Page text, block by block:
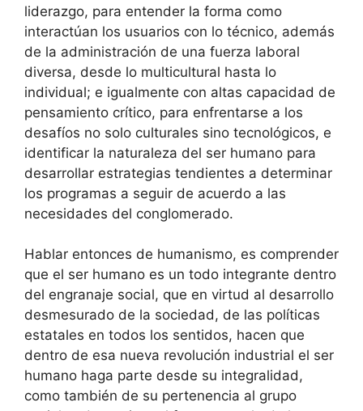
liderazgo, para entender la forma como
interactúan los usuarios con lo técnico, además
de la administración de una fuerza laboral
diversa, desde lo multicultural hasta lo
individual; e igualmente con altas capacidad de
pensamiento crítico, para enfrentarse a los
desafíos no solo culturales sino tecnológicos, e
identificar la naturaleza del ser humano para
desarrollar estrategias tendientes a determinar
los programas a seguir de acuerdo a las
necesidades del conglomerado.
Hablar entonces de humanismo, es comprender
que el ser humano es un todo integrante dentro
del engranaje social, que en virtud al desarrollo
desmesurado de la sociedad, de las políticas
estatales en todos los sentidos, hacen que
dentro de esa nueva revolución industrial el ser
humano haga parte desde su integralidad,
como también de su pertenencia al grupo